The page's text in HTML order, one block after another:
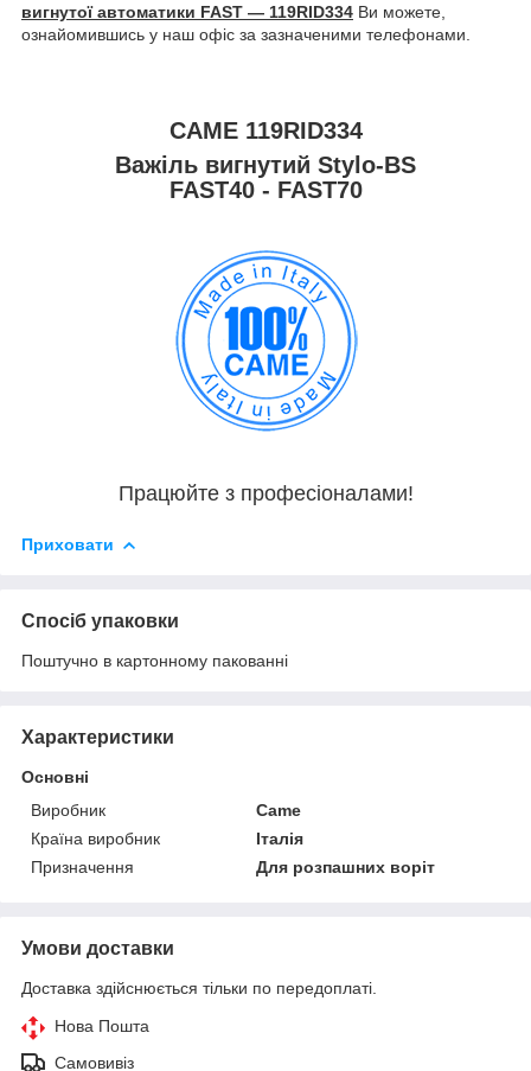
вигнутої автоматики FAST — 119RID334 Ви можете,
ознайомившись у наш офіс за зазначеними телефонами.
CAME 119RID334
Важіль вигнутий Stylo-BS
FAST40 - FAST70
Працюйте з професіоналами!
Приховати
Спосіб упаковки
Поштучно в картонному пакованні
Характеристики
Основні
Виробник
Came
Країна виробник
Італія
Призначення
Для розпашних воріт
Умови доставки
Доставка здійснюється тільки по передоплаті.
Нова Пошта
Самовивіз